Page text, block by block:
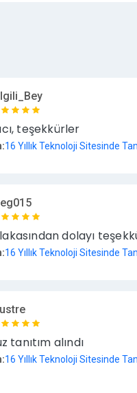
teşekkürler
16 Yıllık Teknoloji Sitesinde
dolayı
16 Yıllık Teknoloji Sitesinde
tanıtım alındı
16 Yıllık Teknoloji Sitesinde